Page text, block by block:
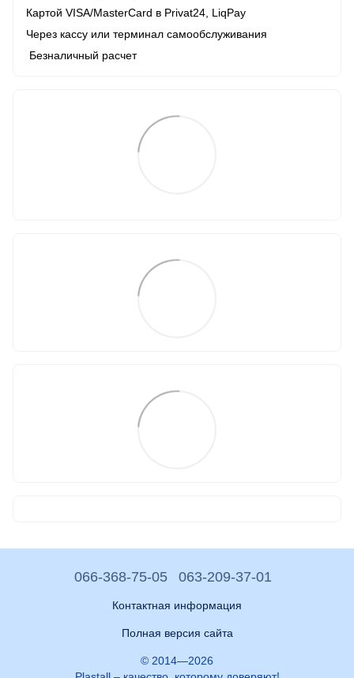
Картой VISA/MasterCard в Рrivat24, LiqPay
Через кассу или терминал самообслуживания
Безналичный расчет
066-368-75-05 063-209-37-01
Контактная информация
Полная версия сайта
© 2014—2026